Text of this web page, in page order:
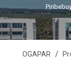
OGAPAR /